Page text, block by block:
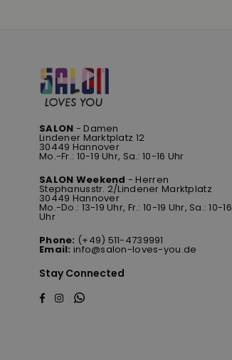
SALON - Damen
Lindener Marktplatz 12
30449 Hannover
Mo.-Fr.: 10-19 Uhr, Sa.: 10-16 Uhr
SALON Weekend - Herren
Stephanusstr. 2/Lindener Marktplatz
30449 Hannover
Mo.-Do.: 13-19 Uhr, Fr.: 10-19 Uhr, Sa.: 10-16
Uhr
Phone: (+49) 511-4739991
Email: info@salon-loves-you.de
Stay Connected
Facebook
InstagramWhatsapp